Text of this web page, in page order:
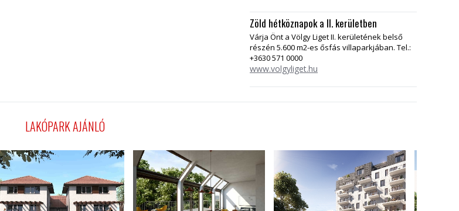
Zöld hétköznapok a II. kerületben
Várja Önt a Völgy Liget II. kerületének belső
részén 5.600 m2-es ősfás villaparkjában. Tel.:
+3630 571 0000
www.volgyliget.hu
LAKÓPARK AJÁNLÓ